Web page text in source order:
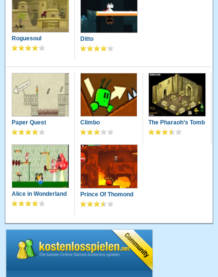
Roguesoul Ditto
Paper Quest Climbo The Pharaoh’s Tomb
Alice in Wonderland Prince Of Thomond